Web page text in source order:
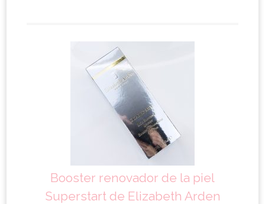
Booster renovador de la piel
Superstart de Elizabeth Arden